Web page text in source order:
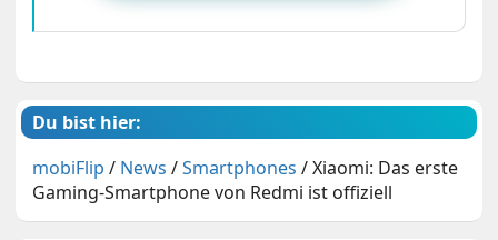
Du bist hier:
mobiFlip / News /Smartphones /Xiaomi: Das erste
Gaming-Smartphone von Redmi ist offiziell